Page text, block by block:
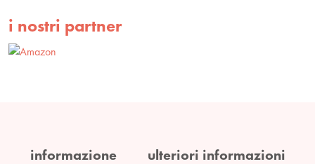
i nostri partner
informazione
ulteriori informazioni